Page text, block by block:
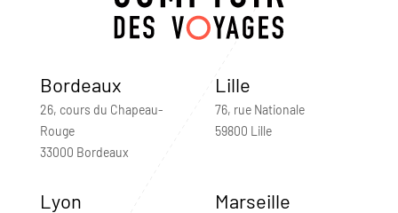
Bordeaux
26, cours du Chapeau-
Rouge
33000 Bordeaux
Lille
76, rue Nationale
59800 Lille
Lyon Marseille